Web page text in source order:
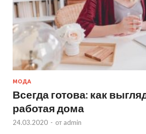
МОДА
Всегда готова: как
работая дома
24.03.2020 - от admin